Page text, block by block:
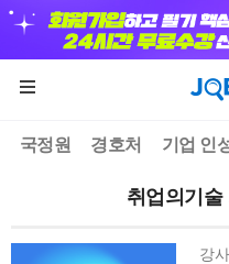
국정원 경호처 기업 인
취업의기술
강